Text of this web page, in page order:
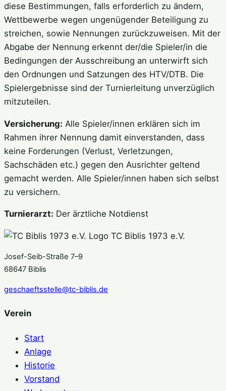
diese Bestimmungen, falls erforderlich zu ändern,
Wettbewerbe wegen ungenügender Beteiligung zu
streichen, sowie Nennungen zurückzuweisen. Mit der
Abgabe der Nennung erkennt der/die Spieler/in die
Bedingungen der Ausschreibung an unterwirft sich
den Ordnungen und Satzungen des HTV/DTB. Die
Spielergebnisse sind der Turnierleitung unverzüglich
mitzuteilen.
Versicherung: Alle Spieler/innen erklären sich im
Rahmen ihrer Nennung damit einverstanden, dass
keine Forderungen (Verlust, Verletzungen,
Sachschäden etc.) gegen den Ausrichter geltend
gemacht werden. Alle Spieler/innen haben sich selbst
zu versichern.
Turnierarzt: Der ärztliche Notdienst
TC Biblis 1973 e.V.
Josef-Seib-Straße 7–9
68647 Biblis
geschaeftsstelle@tc-biblis.de
Verein
Start
Anlage
Historie
Vorstand